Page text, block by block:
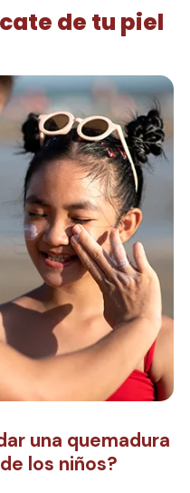
de tu piel
una quemadura
los niños?